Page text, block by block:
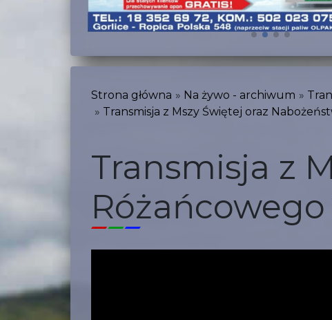
Strona główna Na żywo - archiwum
Transmisja z Mszy Świętej oraz
Transmisja z